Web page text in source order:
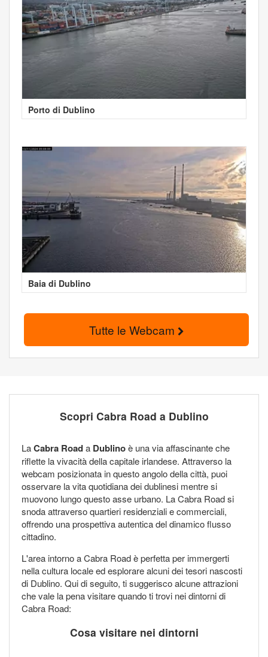
Porto di Dublino
Baia di Dublino
Tutte le Webcam
Scopri Cabra Road a Dublino
LaCabra Roada Dublinoè una via affascinante che
riflette la vivacità della capitale irlandese. Attraverso la
webcam posizionata in questo angolo della città, puoi
osservare la vita quotidiana dei dublinesi mentre si
muovono lungo questo asse urbano. La Cabra Road si
snoda attraverso quartieri residenziali e commerciali,
offrendo una prospettiva autentica del dinamico flusso
cittadino.
L'area intorno a Cabra Road è perfetta per immergerti
nella cultura locale ed esplorare alcuni dei tesori nascosti
di Dublino. Qui di seguito, ti suggerisco alcune attrazioni
che vale la pena visitare quando ti trovi nei dintorni di
Cabra Road:
Cosa visitare nei dintorni